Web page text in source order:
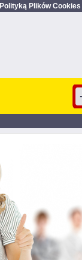
Polityką Plików Cookies